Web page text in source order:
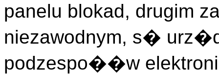
panelu blokad, drugim
niezawodnym, s�
podzespo��w